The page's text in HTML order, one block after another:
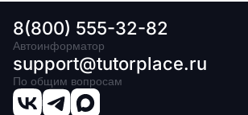
8(800) 555-32-82
Автоинформатор
support@tutorplace.ru
По общим вопросам